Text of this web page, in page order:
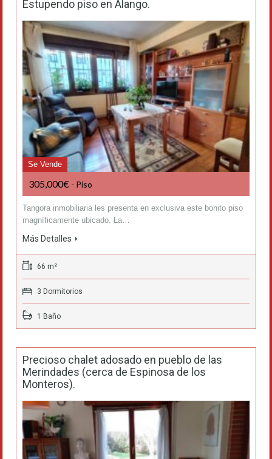
Estupendo piso en Alango.
Se Vende
305,000€ - Piso
Tangora inmobiliaria les presenta en exclusiva este bonito piso
magníficamente ubicado. La…
Más Detalles
66 m²
3 Dormitorios
1 Baño
Precioso chalet adosado en pueblo de las
Merindades (cerca de Espinosa de los
Monteros).